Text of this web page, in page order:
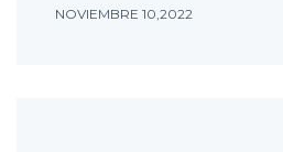
NOVIEMBRE 10,2022